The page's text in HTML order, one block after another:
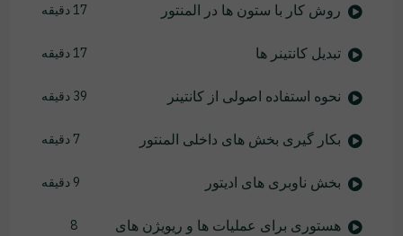
روش کار با ستون ها در المنتور 17 دقیقه
تبدیل کانتینر ها 17 دقیقه
نحوه استفاده اصولی از کانتینر 39 دقیقه
بکار گیری بخش های داخلی المنتور 7 دقیقه
بخش ناوبری های ادیتور 9 دقیقه
هستوری برای عملیات ها و ریویژن های
8